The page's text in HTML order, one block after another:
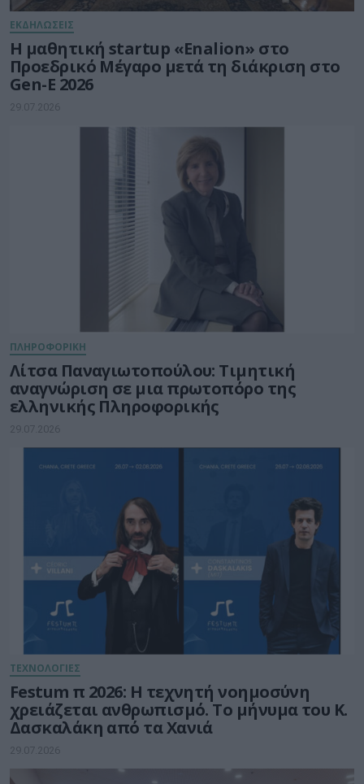
ΕΚΔΗΛΩΣΕΙΣ
Η μαθητική startup «Enalion» στο
Προεδρικό Μέγαρο μετά τη διάκριση στο
Gen-E 2026
29.07.2026
ΠΛΗΡΟΦΟΡΙΚΗ
Λίτσα Παναγιωτοπούλου: Τιμητική
αναγνώριση σε μια πρωτοπόρο της
ελληνικής Πληροφορικής
29.07.2026
ΤΕΧΝΟΛΟΓΙΕΣ
Festum π 2026: Η τεχνητή νοημοσύνη
χρειάζεται ανθρωπισμό. Το μήνυμα του Κ.
Δασκαλάκη από τα Χανιά
29.07.2026